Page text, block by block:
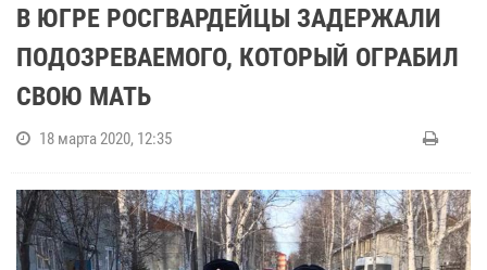
В ЮГРЕ РОСГВАРДЕЙЦЫ ЗАДЕРЖАЛИ
ПОДОЗРЕВАЕМОГО, КОТОРЫЙ ОГРАБИЛ
СВОЮ МАТЬ
18 марта 2020, 12:35